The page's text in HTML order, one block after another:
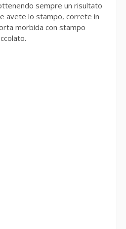
sempre un risultato
avete lo stampo, correte in
morbida con stampo